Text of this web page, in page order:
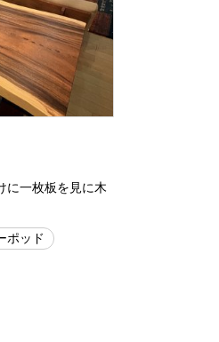
に一枚板を見に木
ポッド